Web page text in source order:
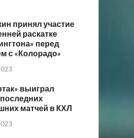
принял участие
раскатке
перед
с «Колорадо»
выиграл
последних
матчей в КХЛ